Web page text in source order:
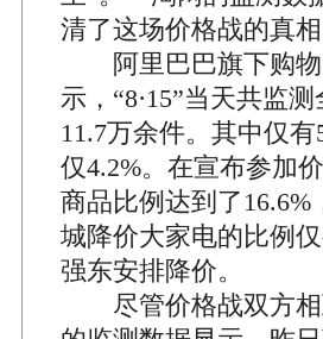
清了这场价格战的真
阿里巴巴旗下购物
示，“8·15”当天共监
11.7万余件。其中仅
仅4.2%。在宣布参加
商品比例达到了
城降价大家电的比例
强东安排降价。
尽管价格战双方相